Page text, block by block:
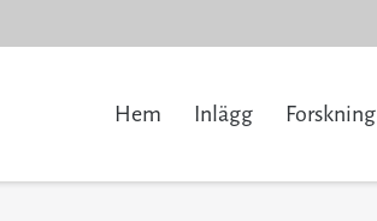
Hem Inlägg Forskning